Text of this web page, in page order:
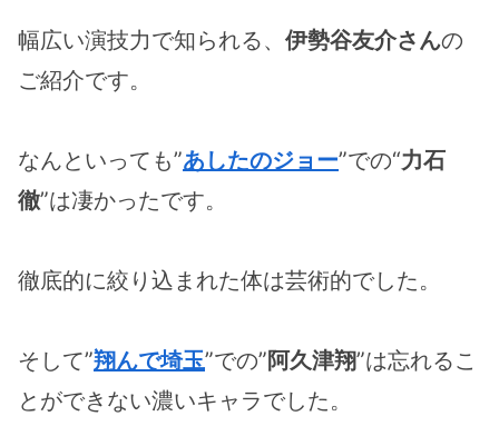
幅広い演技力で知られる、 伊勢谷友介さんの
ご紹介です。
なんといっても”あしたのジョー”での“力石
徹”は凄かったです。
徹底的に絞り込まれた体は芸術的でした。
そして”翔んで埼玉”での”阿久津翔”は忘れるこ
とができない濃いキャラでした。